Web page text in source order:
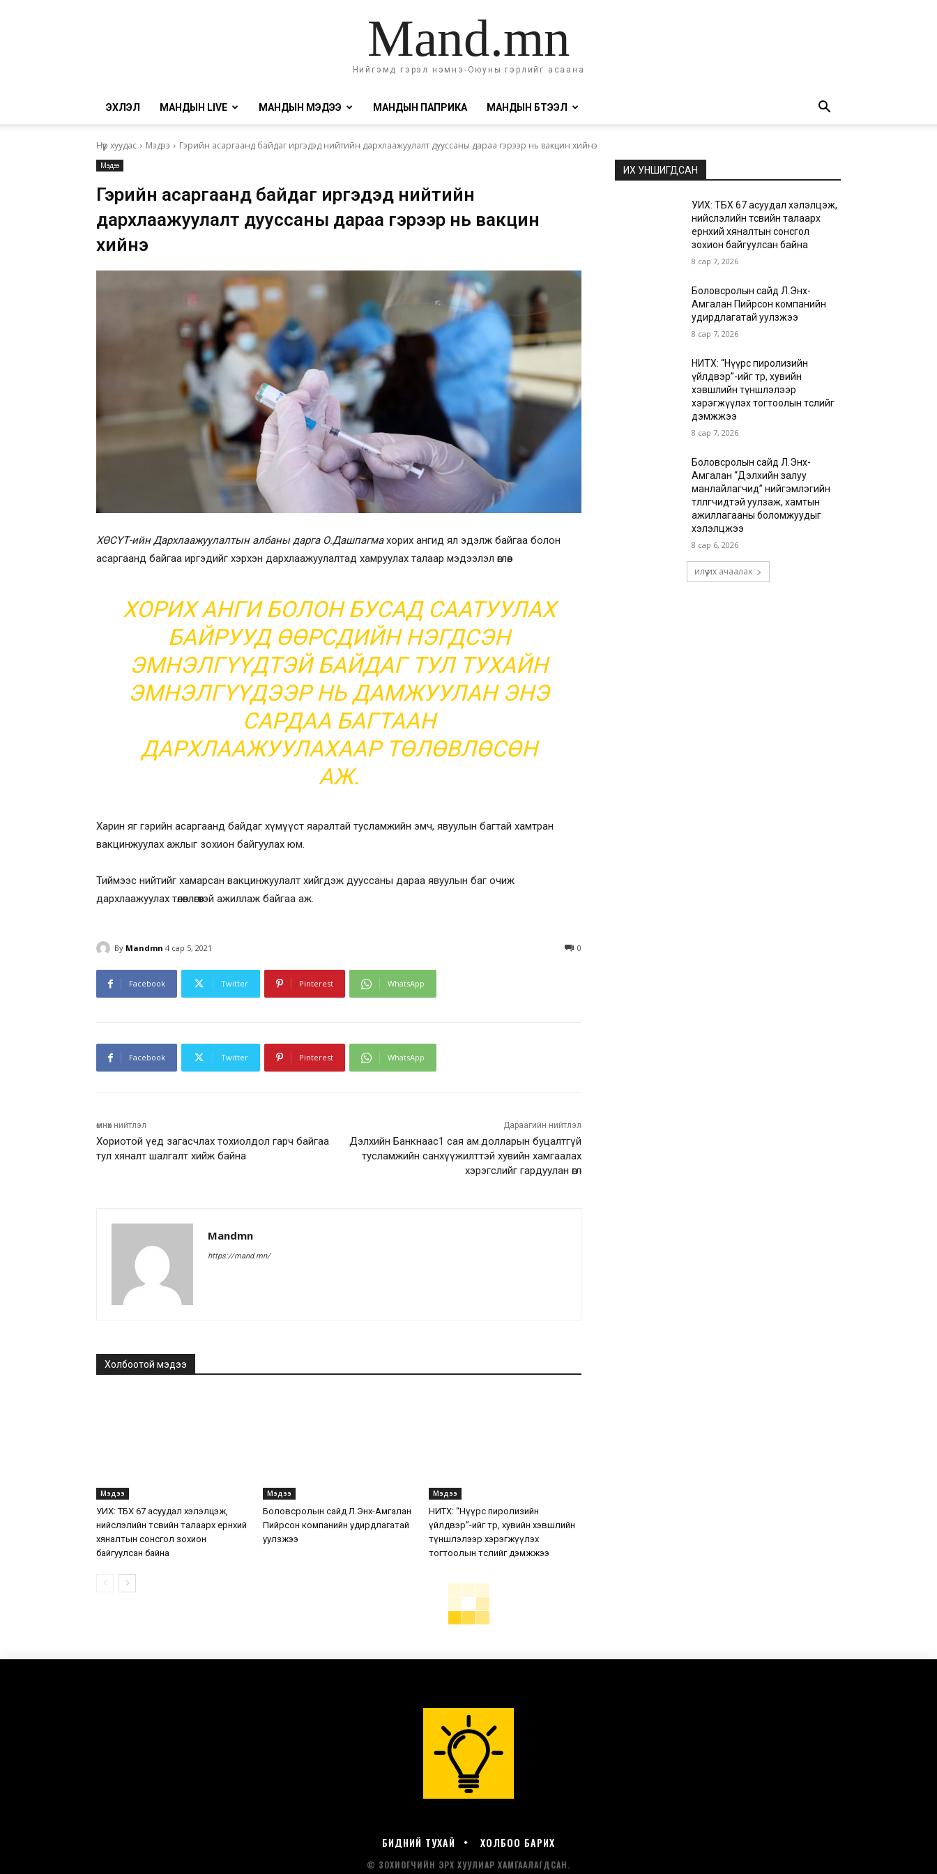
Mand.mn
Нийгэмд гэрэл нэмнэ-Оюуны гэрлийг асаана
ЭХЛЭЛ МАНДЫН LIVE МАНДЫН МЭДЭЭ МАНДЫН ПАПРИКА МАНДЫН БҮТЭЭЛ
Нүүр хуудас Мэдээ Гэрийн асаргаанд байдаг иргэдэд нийтийн дархлаажуулалт дууссаны дараа гэрээр нь вакцин хийнэ
Мэдээ
Гэрийн асаргаанд байдаг иргэдэд нийтийн
дархлаажуулалт дууссаны дараа гэрээр нь вакцин
хийнэ
ХӨСҮТ-ийн Дархлаажуулалтын албаны дарга О.Дашпагмахорих ангид ял эдэлж байгаа болон
асаргаанд байгаа иргэдийг хэрхэн дархлаажуулалтад хамруулах талаар мэдээлэл өглөө.
ХОРИХ АНГИ БОЛОН БУСАД СААТУУЛАХ
БАЙРУУД ӨӨРСДИЙН НЭГДСЭН
ЭМНЭЛГҮҮДТЭЙ БАЙДАГ ТУЛ ТУХАЙН
ЭМНЭЛГҮҮДЭЭР НЬ ДАМЖУУЛАН ЭНЭ
САРДАА БАГТААН
ДАРХЛААЖУУЛАХААР ТӨЛӨВЛӨСӨН
АЖ.
Харин яг гэрийн асаргаанд байдаг хүмүүст яаралтай тусламжийн эмч, явуулын багтай хамтран
вакцинжуулах ажлыг зохион байгуулах юм.
Тиймээс нийтийг хамарсан вакцинжуулалт хийгдэж дууссаны дараа явуулын баг очиж
дархлаажуулах төлөвлөгөөтэй ажиллаж байгаа аж.
By Mandmn 4 сар 5, 2021 0
Facebook Twitter Pinterest WhatsApp
Facebook Twitter Pinterest WhatsApp
өмнөх нийтлэл
Хориотой үед загасчлах тохиолдол гарч байгаа
тул хяналт шалгалт хийж байна
Дараагийн нийтлэл
Дэлхийн Банкнаас1 сая ам.долларын буцалтгүй
тусламжийн санхүүжилттэй хувийн хамгаалах
хэрэгслийг гардуулан өглөө
Mandmn
https://mand.mn/
Холбоотой мэдээ
Мэдээ
УИХ: ТБХ 67 асуудал хэлэлцэж,
нийслэлийн төсвийн талаарх ерөнхий
хяналтын сонсгол зохион
байгуулсан байна
Мэдээ
Боловсролын сайд Л.Энх-Амгалан
Пийрсон компанийн удирдлагатай
уулзжээ
Мэдээ
НИТХ: “Нүүрс пиролизийн
үйлдвэр”-ийг төр, хувийн хэвшлийн
түншлэлээр хэрэгжүүлэх
тогтоолын төслийг дэмжжээ
ИХ УНШИГДСАН
УИХ: ТБХ 67 асуудал хэлэлцэж,
нийслэлийн төсвийн талаарх
ерөнхий хяналтын сонсгол
зохион байгуулсан байна
8 сар 7, 2026
Боловсролын сайд Л.Энх-
Амгалан Пийрсон компанийн
удирдлагатай уулзжээ
8 сар 7, 2026
НИТХ: “Нүүрс пиролизийн
үйлдвэр”-ийг төр, хувийн
хэвшлийн түншлэлээр
хэрэгжүүлэх тогтоолын төслийг
дэмжжээ
8 сар 7, 2026
Боловсролын сайд Л.Энх-
Амгалан “Дэлхийн залуу
манлайлагчид” нийгэмлэгийн
төлөөлөгчидтэй уулзаж, хамтын
ажиллагааны боломжуудыг
хэлэлцжээ
8 сар 6, 2026
илүү их ачаалах
БИДНИЙ ТУХАЙ ХОЛБОО БАРИХ
© ЗОХИОГЧИЙН ЭРХ ХУУЛИАР ХАМГААЛАГДСАН.